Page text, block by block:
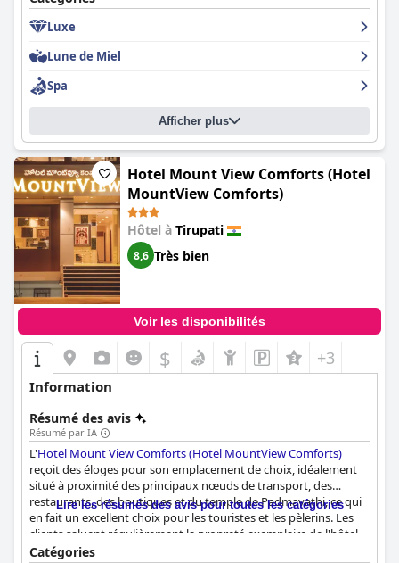
Luxe
Lune de Miel
Spa
Afficher plus
Hotel Mount View Comforts (Hotel
MountView Comforts)
Hôtel à Tirupati
8,6 Très bien
Voir les disponibilités
$ +3
Information
Résumé des avis
Résumé par IA
L'Hotel Mount View Comforts (Hotel MountView Comforts)
reçoit des éloges pour son emplacement de choix, idéalement
situé à proximité des principaux nœuds de transport, des
restaurants, des boutiques et du temple de Padmavathi, ce qui
en fait un excellent choix pour les touristes et les pèlerins. Les
clients saluent régulièrement la propreté exemplaire de l'hôtel,
notant son environnement bien entretenu et hygiénique qui
Lire les résumés des avis pour toutes les catégories
Catégories